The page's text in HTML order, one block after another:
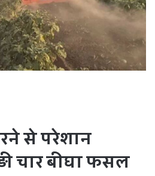
से परेशान
चार बीघा फसल